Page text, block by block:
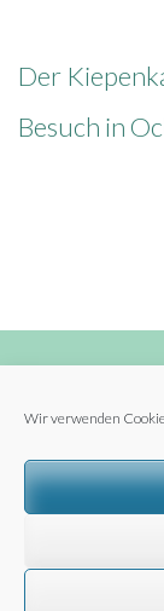
Wir verwenden
Der
Besuch in
Archiv
Archiv